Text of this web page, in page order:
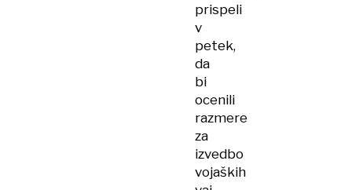
prispeli
v
petek,
da
bi
ocenili
razmere
za
izvedbo
vojaških